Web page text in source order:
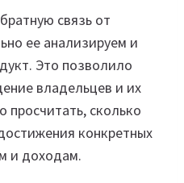
связь от
ее анализируем и
Это позволило
владельцев и их
просчитать, сколько
конкретных
и доходам.